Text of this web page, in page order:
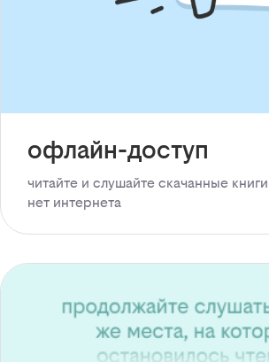
офлайн-доступ
читайте и слушайте скачанные
нет интернета